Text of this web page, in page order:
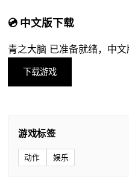
💿 中文版下载
青之大脑 已准备就绪，中文
下载游戏
游戏标签
动作 娱乐